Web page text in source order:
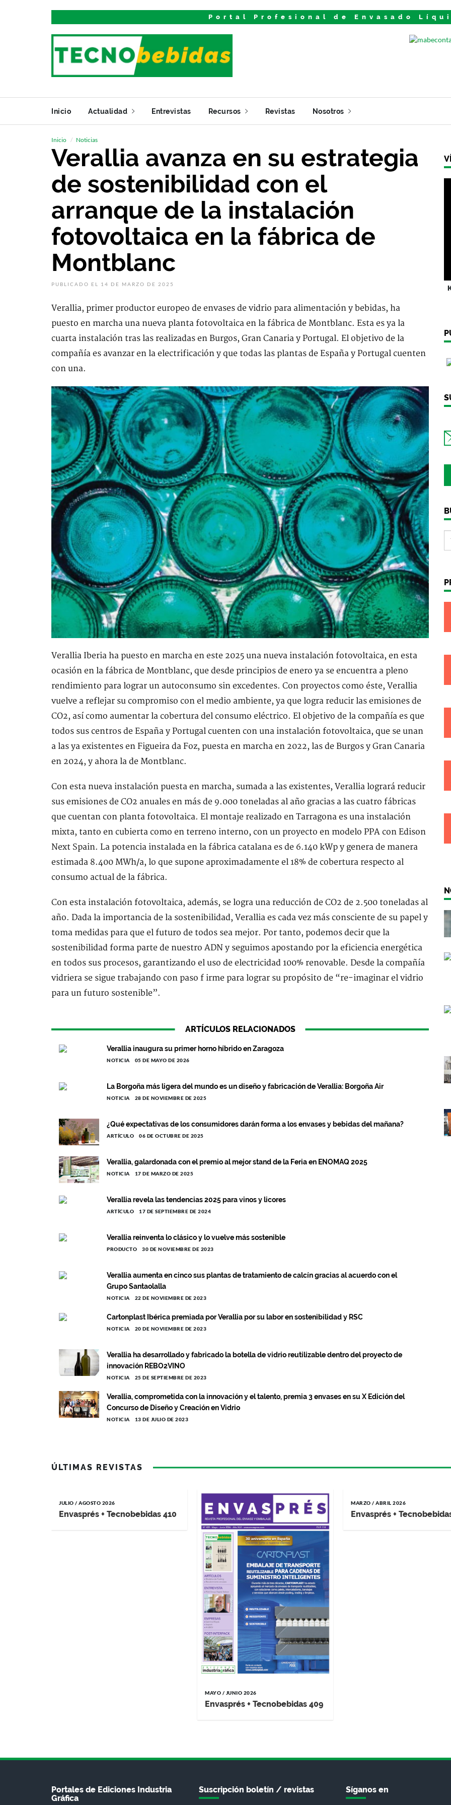
Portal Profesional de Envasado
Inicio Actualidad Entrevistas Recursos Revistas Nosotros
Inicio Noticias
Verallia avanza en su estrategia
de sostenibilidad con el
arranque de la instalación
fotovoltaica en la fábrica de
Montblanc
PUBLICADO EL 14 DE MARZO DE 2025
Verallia, primer productor europeo de envases de vidrio para alimentación y bebidas, ha
puesto en marcha una nueva planta fotovoltaica en la fábrica de Montblanc. Esta es ya la
cuarta instalación tras las realizadas en Burgos, Gran Canaria y Portugal. El objetivo de la
compañía es avanzar en la electrificación y que todas las plantas de España y Portugal cuenten
con una.
Verallia Iberia ha puesto en marcha en este 2025 una nueva instalación fotovoltaica, en esta
ocasión en la fábrica de Montblanc, que desde principios de enero ya se encuentra a pleno
rendimiento para lograr un autoconsumo sin excedentes. Con proyectos como éste, Verallia
vuelve a reflejar su compromiso con el medio ambiente, ya que logra reducir las emisiones de
CO2, así como aumentar la cobertura del consumo eléctrico. El objetivo de la compañía es que
todos sus centros de España y Portugal cuenten con una instalación fotovoltaica, que se unan
a las ya existentes en Figueira da Foz, puesta en marcha en 2022, las de Burgos y Gran Canaria
en 2024, y ahora la de Montblanc.
Con esta nueva instalación puesta en marcha, sumada a las existentes, Verallia logrará reducir
sus emisiones de CO2 anuales en más de 9.000 toneladas al año gracias a las cuatro fábricas
que cuentan con planta fotovoltaica. El montaje realizado en Tarragona es una instalación
mixta, tanto en cubierta como en terreno interno, con un proyecto en modelo PPA con Edison
Next Spain. La potencia instalada en la fábrica catalana es de 6.140 kWp y genera de manera
estimada 8.400 MWh/a, lo que supone aproximadamente el 18% de cobertura respecto al
consumo actual de la fábrica.
Con esta instalación fotovoltaica, además, se logra una reducción de CO2 de 2.500 toneladas al
año. Dada la importancia de la sostenibilidad, Verallia es cada vez más consciente de su papel y
toma medidas para que el futuro de todos sea mejor. Por tanto, podemos decir que la
sostenibilidad forma parte de nuestro ADN y seguimos apostando por la eficiencia energética
en todos sus procesos, garantizando el uso de electricidad 100% renovable. Desde la compañía
vidriera se sigue trabajando con paso f irme para lograr su propósito de “re-imaginar el vidrio
para un futuro sostenible”.
ARTÍCULOS RELACIONADOS
Verallia inaugura su primer horno híbrido en Zaragoza
NOTICIA 05 DE MAYO DE 2026
La Borgoña más ligera del mundo es un diseño y fabricación de Verallia: Borgoña Air
NOTICIA 28 DE NOVIEMBRE DE 2025
¿Qué expectativas de los consumidores darán forma a los envases y bebidas del mañana?
ARTÍCULO 06 DE OCTUBRE DE 2025
Verallia, galardonada con el premio al mejor stand de la Feria en ENOMAQ 2025
NOTICIA 17 DE MARZO DE 2025
Verallia revela las tendencias 2025 para vinos y licores
ARTÍCULO 17 DE SEPTIEMBRE DE 2024
Verallia reinventa lo clásico y lo vuelve más sostenible
PRODUCTO 30 DE NOVIEMBRE DE 2023
Verallia aumenta en cinco sus plantas de tratamiento de calcín gracias al acuerdo con el
Grupo Santaolalla
NOTICIA 22 DE NOVIEMBRE DE 2023
Cartonplast Ibérica premiada por Verallia por su labor en sostenibilidad y RSC
NOTICIA 20 DE NOVIEMBRE DE 2023
Verallia ha desarrollado y fabricado la botella de vidrio reutilizable dentro del proyecto de
innovación REBO2VINO
NOTICIA 25 DE SEPTIEMBRE DE 2023
Verallia, comprometida con la innovación y el talento, premia 3 envases en su X Edición del
Concurso de Diseño y Creación en Vidrio
NOTICIA 13 DE JULIO DE 2023
ÚLTIMAS REVISTAS
JULIO / AGOSTO 2026
Envasprés + Tecnobebidas 410
MAYO / JUNIO 2026
Envasprés + Tecnobebidas 409
MARZO / ABRIL 2026
Envasprés +
Portales de Ediciones Industria
Gráfica
Suscripción boletín / revistas Síganos en